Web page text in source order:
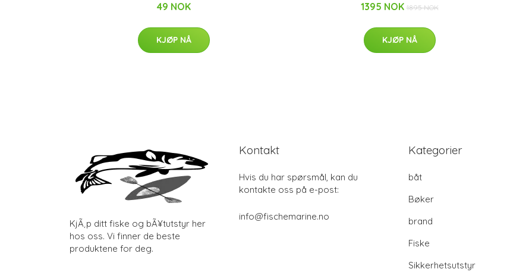
49 NOK
KJØP NÅ
1395 NOK 1895 NOK
KJØP NÅ
KjÃ¸p ditt fiske og bÃ¥tutstyr her
hos oss. Vi finner de beste
produktene for deg.
Kontakt
Hvis du har spørsmål, kan du
kontakte oss på e-post:
info@fischemarine.no
Kategorier
båt
Bøker
brand
Fiske
Sikkerhetsutstyr